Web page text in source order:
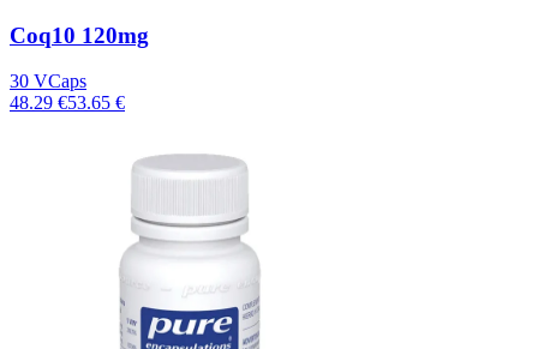
Coq10 120mg
30 VCaps
48.29 €53.65 €